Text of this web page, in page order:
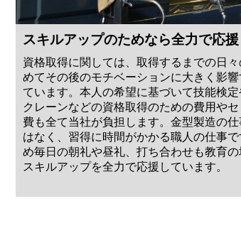
スキルアップのためなら全力で応
資格取得に関しては、取得するまでの日
めてその後のモチベーションに大きく影響
ています。本人の希望に基づいて技能検定
クレーンなどの資格取得のための費用や
費も全て当社が負担します。金型製造の
はなく、習得に時間がかかる職人の仕事
め毎日の朝礼や昼礼、打ち合わせも教育の
スキルアップを全力で応援しています。